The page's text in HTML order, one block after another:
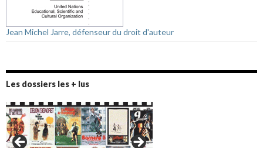
Jean Michel Jarre, défenseur du droit d'auteur
Les dossiers les + lus